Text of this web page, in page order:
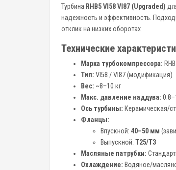
Турбина RHB5 VI58 VI87 (Upgraded)
надежность и эффективность.
отклик на низких оборотах.
Технические
Марка турбокомпрессора:
Тип: VI58 / VI87 (модификация)
Вес: ~8–10 кг
Макс. давление наддува:
Ось турбины: Керамическая/
Фланцы:
Впускной: 40–50 мм
Выпускной: T25/T3
Масляные патрубки:
Охлаждение: Водяное/